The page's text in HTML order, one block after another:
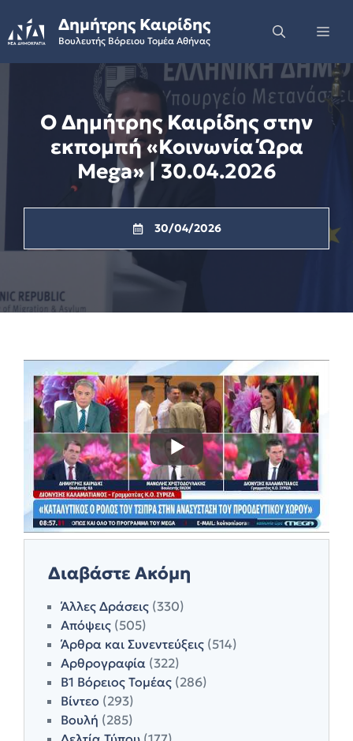
to
content
Δημήτρης Καιρίδης
Βουλευτής Βόρειου Τομέα Αθήνας
Ο Δημήτρης Καιρίδης στην
εκπομπή «Κοινωνία Ώρα
Mega» | 30.04.2026
30/04/2026
Διαβάστε Ακόμη
Άλλες Δράσεις (330)
Απόψεις (505)
Άρθρα και Συνεντεύξεις (514)
Αρθρογραφία (322)
Β1 Βόρειος Τομέας (286)
Βίντεο (293)
Βουλή (285)